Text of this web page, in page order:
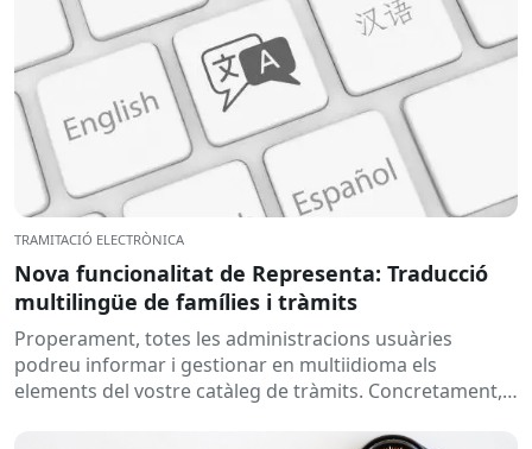
TRAMITACIÓ ELECTRÒNICA
Nova funcionalitat de Representa: Traducció
multilingüe de famílies i tràmits
Properament, totes les administracions usuàries
podreu informar i gestionar en multiidioma els
elements del vostre catàleg de tràmits. Concretament,